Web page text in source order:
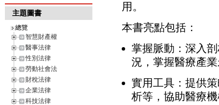
主題圖書
總覽
智慧財產權
醫事法律
性別法律
勞動社會法
財稅法律
企業法律
科技法律
用。
本書亮點包括：
掌握脈動：深入
況，掌握醫療產
實用工具：提供
析等，協助醫療